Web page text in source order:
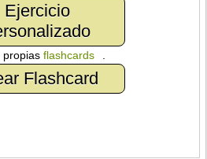
Ejercicio
propiasflashcards
Flashcard